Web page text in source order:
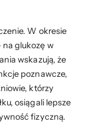
W okresie
glukozę w
wskazują, że
poznawcze,
którzy
osiągali lepsze
fizyczną.